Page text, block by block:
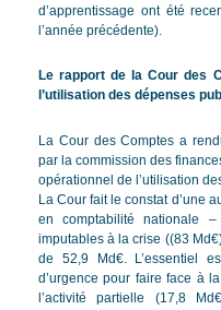
d’apprentissage ont été
l’année précédente).
Le rapport de la Cour des
l’utilisation des dépenses
La Cour des Comptes a
par la commission des
opérationnel de l’utilisation
La Cour fait le constat d’une
en comptabilité nationale
imputables à la crise ((83
de 52,9 Md€. L’essentiel
d’urgence pour faire face à
l’activité partielle (17,8